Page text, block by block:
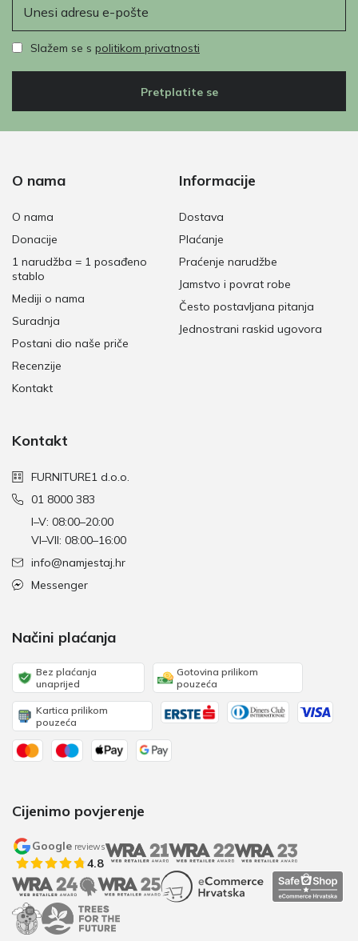
Slažem se s politikom privatnosti
Pretplatite se
O nama
O nama
Donacije
1 narudžba = 1 posađeno
stablo
Mediji o nama
Suradnja
Postani dio naše priče
Recenzije
Kontakt
Informacije
Dostava
Plaćanje
Praćenje narudžbe
Jamstvo i povrat robe
Često postavljana pitanja
Jednostrani raskid ugovora
Kontakt
FURNITURE1 d.o.o.
01 8000 383
I–V: 08:00–20:00
VI–VII: 08:00–16:00
info@namjestaj.hr
Messenger
Načini plaćanja
Bez plaćanja
unaprijed
Gotovina prilikom
pouzeća
Kartica prilikom
pouzeća
Cijenimo povjerenje
Google reviews
4.8